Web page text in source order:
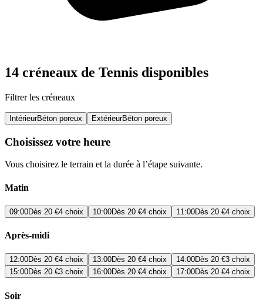
14 créneaux de Tennis disponibles
Filtrer les créneaux
IntérieurBéton poreux ExtérieurBéton poreux
Choisissez votre heure
Vous choisirez le terrain et la durée à l’étape suivante.
Matin
09:00Dès 20 €4 choix 10:00Dès 20 €4 choix 11:00Dès 20 €4 choix
Après-midi
12:00Dès 20 €4 choix 13:00Dès 20 €4 choix 14:00Dès 20 €3 choix
15:00Dès 20 €3 choix 16:00Dès 20 €4 choix 17:00Dès 20 €4 choix
Soir